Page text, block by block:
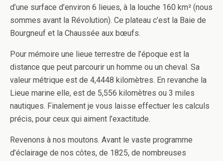
d’une surface d’environ 6 lieues, à la louche 160 km² (nous
sommes avant la Révolution). Ce plateau c’est la Baie de
Bourgneuf et la Chaussée aux bœufs.
Pour mémoire une lieue terrestre de l’époque est la
distance que peut parcourir un homme ou un cheval. Sa
valeur métrique est de 4,4448 kilomètres. En revanche la
Lieue marine elle, est de 5,556 kilomètres ou 3 miles
nautiques. Finalement je vous laisse effectuer les calculs
précis, pour ceux qui aiment l’exactitude.
Revenons à nos moutons. Avant le vaste programme
d’éclairage de nos côtes, de 1825, de nombreuses